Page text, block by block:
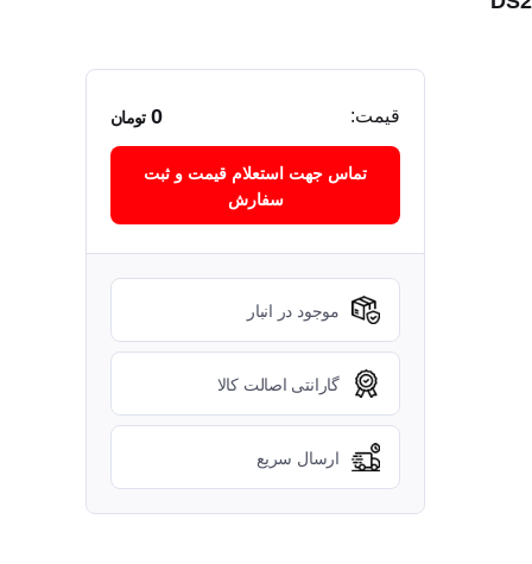
قیمت: 0 تومان
تماس جهت استعلام قیمت و ثبت
سفارش
موجود در انبار
گارانتی اصالت کالا
ارسال سریع